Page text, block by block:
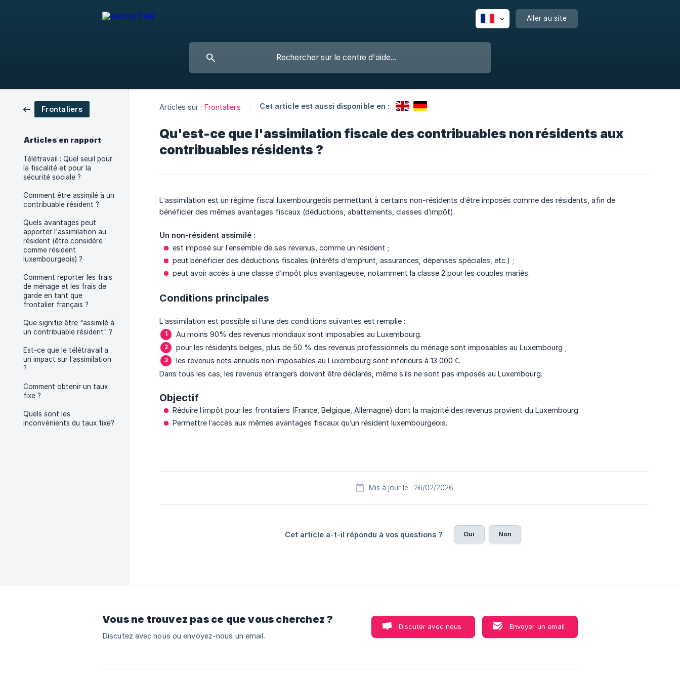
Aller au site
Frontaliers
Articles en rapport
Télétravail : Quel seuil pour
la fiscalité et pour la
sécurité sociale ?
Comment être assimilé à un
contribuable résident ?
Quels avantages peut
apporter l'assimilation au
résident (être considéré
comme résident
luxembourgeois) ?
Comment reporter les frais
de ménage et les frais de
garde en tant que
frontalier français ?
Que signifie être "assimilé à
un contribuable résident" ?
Est-ce que le télétravail a
un impact sur l’assimilation
?
Comment obtenir un taux
fixe ?
Quels sont les
inconvénients du taux fixe?
Articles sur : Frontaliers Cet article est aussi disponible en :
Qu'est-ce que l'assimilation fiscale des contribuables non résidents aux
contribuables résidents ?
L’assimilation est un régime fiscal luxembourgeois permettant à certains non-résidents d’être imposés comme des résidents, afin de
bénéficier des mêmes avantages fiscaux (déductions, abattements, classes d’impôt).
Un non-résident assimilé :
est imposé sur l’ensemble de ses revenus, comme un résident ;
peut bénéficier des déductions fiscales (intérêts d’emprunt, assurances, dépenses spéciales, etc.) ;
peut avoir accès à une classe d’impôt plus avantageuse, notamment la classe 2 pour les couples mariés.
Conditions principales
L’assimilation est possible si l’une des conditions suivantes est remplie :
Au moins 90% des revenus mondiaux sont imposables au Luxembourg.
pour les résidents belges, plus de 50 % des revenus professionnels du ménage sont imposables au Luxembourg ;
les revenus nets annuels non imposables au Luxembourg sont inférieurs à 13 000 €.
Dans tous les cas, les revenus étrangers doivent être déclarés, même s’ils ne sont pas imposés au Luxembourg.
Objectif
Réduire l’impôt pour les frontaliers (France, Belgique, Allemagne) dont la majorité des revenus provient du Luxembourg.
Permettre l’accès aux mêmes avantages fiscaux qu’un résident luxembourgeois.
Mis à jour le : 26/02/2026
Cet article a-t-il répondu à vos questions ? Oui Non
Vous ne trouvez pas ce que vous cherchez ?
Discutez avec nous ou envoyez-nous un email.
Discuter avec nous Envoyer un email